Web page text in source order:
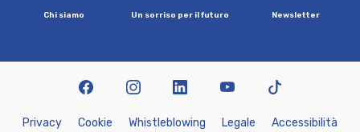
Chi siamo Un sorriso per ilfuturo Newsletter
Privacy Cookie Whist eb owing Lega e Accessibi ità
facebookinstagram linkedin youtubetiktok